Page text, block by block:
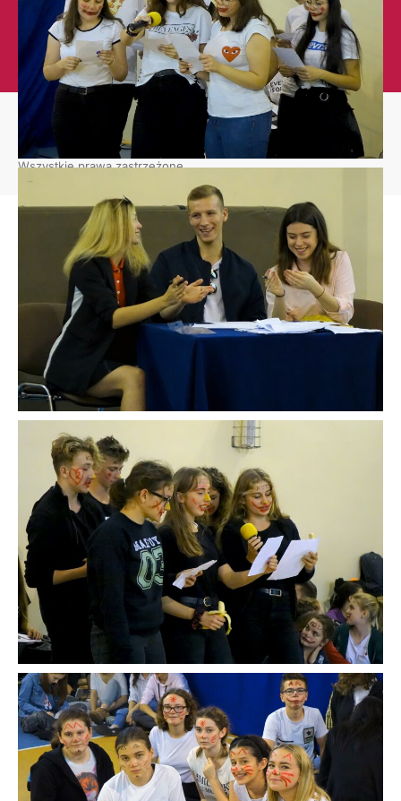
Dostępności
Copyright © 2026
Zespół Szkół Licealnych im. Bolesława Chrobrego w Leżajsku .
Wszystkie prawa zastrzeżone.